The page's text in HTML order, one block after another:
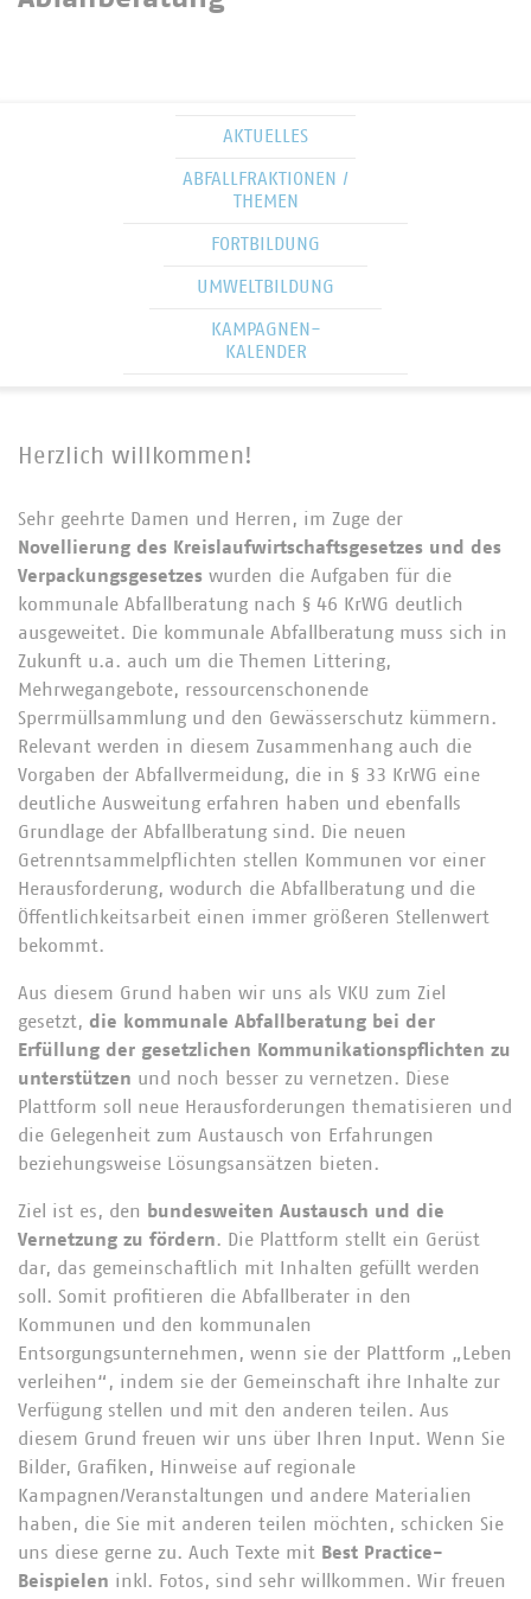
AKTUELLES
ABFALLFRAKTIONEN /
THEMEN
FORTBILDUNG
UMWELTBILDUNG
KAMPAGNEN-
KALENDER
Herzlich willkommen!
Sehr geehrte Damen und Herren, im Zuge der
Novellierung des Kreislaufwirtschaftsgesetzes und des
Verpackungsgesetzes wurden die Aufgaben für die
kommunale Abfallberatung nach § 46 KrWG deutlich
ausgeweitet. Die kommunale Abfallberatung muss sich in
Zukunft u.a. auch um die Themen Littering,
Mehrwegangebote, ressourcenschonende
Sperrmüllsammlung und den Gewässerschutz kümmern.
Relevant werden in diesem Zusammenhang auch die
Vorgaben der Abfallvermeidung, die in § 33 KrWG eine
deutliche Ausweitung erfahren haben und ebenfalls
Grundlage der Abfallberatung sind. Die neuen
Getrenntsammelpflichten stellen Kommunen vor einer
Herausforderung, wodurch die Abfallberatung und die
Öffentlichkeitsarbeit einen immer größeren Stellenwert
bekommt.
Aus diesem Grund haben wir uns als VKU zum Ziel
gesetzt, die kommunale Abfallberatung bei der
Erfüllung der gesetzlichen Kommunikationspflichten zu
unterstützen und noch besser zu vernetzen. Diese
Plattform soll neue Herausforderungen thematisieren und
die Gelegenheit zum Austausch von Erfahrungen
beziehungsweise Lösungsansätzen bieten.
Ziel ist es, den
bundesweiten Austausch und die
Vernetzung zu fördern. Die Plattform stellt ein Gerüst
dar, das gemeinschaftlich mit Inhalten gefüllt werden
soll. Somit profitieren die Abfallberater in den
Kommunen und den kommunalen
Entsorgungsunternehmen, wenn sie der Plattform „Leben
verleihen“, indem sie der Gemeinschaft ihre Inhalte zur
Verfügung stellen und mit den anderen teilen. Aus
diesem Grund freuen wir uns über Ihren Input. Wenn Sie
Bilder, Grafiken, Hinweise auf regionale
Kampagnen/Veranstaltungen und andere Materialien
haben, die Sie mit anderen teilen möchten, schicken Sie
uns diese gerne zu. Auch Texte mit Best Practice-
Beispielen inkl. Fotos, sind sehr willkommen. Wir freuen